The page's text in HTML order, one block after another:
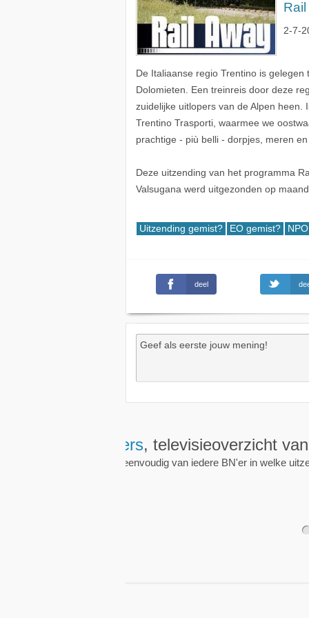
2-7-
De Italiaanse regio Trentino is
Dolomieten. Een treinreis door deze
zuidelijke uitlopers van de Alpen heen.
Trentino Trasporti, waarmee we
prachtige - più belli - dorpjes, meren en
Deze uitzending van het programma
Valsugana werd uitgezonden op
Uitzending gemist? EO gemist?
deel
Wekkers,
Zet een wekker op